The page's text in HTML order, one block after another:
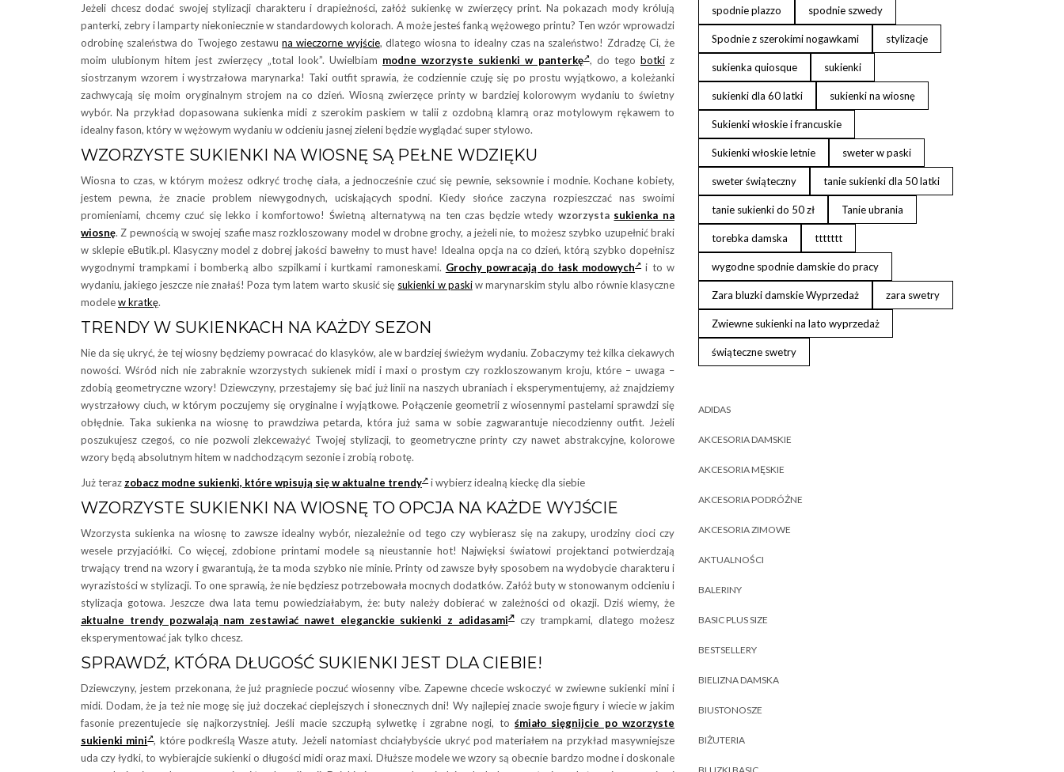
Jeżeli chcesz dodać swojej stylizacji charakteru i drapieżności, załóż sukienkę w zwierzęcy print. Na pokazach mody królują
panterki, zebry i lamparty niekoniecznie w standardowych kolorach. A może jesteś fanką wężowego printu? Ten wzór wprowadzi
odrobinę szaleństwa do Twojego zestawuna wieczorne wyjście, dlatego wiosna to idealny czas na szaleństwo! Zdradzę Ci, że
moim ulubionym hitem jest zwierzęcy „total look”. Uwielbiam modne wzorzyste sukienki w panterkę , do tego botkiz
siostrzanym wzorem i wystrzałowa marynarka! Taki outfit sprawia, że codziennie czuję się po prostu wyjątkowo, a koleżanki
zachwycają się moim oryginalnym strojem na co dzień. Wiosną zwierzęce printy w bardziej kolorowym wydaniu to świetny
wybór. Na przykład dopasowana sukienka midi z szerokim paskiem w talii z ozdobną klamrą oraz motylowym rękawem to
idealny fason, który w wężowym wydaniu w odcieniu jasnej zieleni będzie wyglądać super stylowo.
WZORZYSTE SUKIENKI NA WIOSNĘ SĄ PEŁNE WDZIĘKU
Wiosna to czas, w którym możesz odkryć trochę ciała, a jednocześnie czuć się pewnie, seksownie i modnie. Kochane kobiety,
jestem pewna, że znacie problem niewygodnych, uciskających spodni. Kiedy słońce zaczyna rozpieszczać nas swoimi
promieniami, chcemy czuć się lekko i komfortowo! Świetną alternatywą na ten czas będzie wtedy wzorzysta sukienka na
wiosnę. Z pewnością w swojej szafie masz rozkloszowany model w drobne grochy, a jeżeli nie, to możesz szybko uzupełnić braki
w sklepie eButik.pl. Klasyczny model z dobrej jakości bawełny to must have! Idealna opcja na co dzień, którą szybko dopełnisz
wygodnymi trampkami i bomberką albo szpilkami i kurtkami ramoneskami. Grochy powracają do łask modowych
i to w
wydaniu, jakiego jeszcze nie znałaś! Poza tym latem warto skusić się sukienki w paskiw marynarskim stylu albo równie klasyczne
modelew kratkę.
TRENDY W SUKIENKACH NA KAŻDY SEZON
Nie da się ukryć, że tej wiosny będziemy powracać do klasyków, ale w bardziej świeżym wydaniu. Zobaczymy też kilka ciekawych
nowości. Wśród nich nie zabraknie wzorzystych sukienek midi i maxi o prostym czy rozkloszowanym kroju, które – uwaga –
zdobią geometryczne wzory! Dziewczyny, przestajemy się bać już linii na naszych ubraniach i eksperymentujemy, aż znajdziemy
wystrzałowy ciuch, w którym poczujemy się oryginalne i wyjątkowe. Połączenie geometrii z wiosennymi pastelami sprawdzi się
obłędnie. Taka sukienka na wiosnę to prawdziwa petarda, która już sama w sobie zagwarantuje niecodzienny outfit. Jeżeli
poszukujesz czegoś, co nie pozwoli zlekceważyć Twojej stylizacji, to geometryczne printy czy nawet abstrakcyjne, kolorowe
wzory będą absolutnym hitem w nadchodzącym sezonie i zrobią robotę.
Już teraz zobacz modne sukienki, które wpisują się w aktualne trendy i wybierz idealną kieckę dla siebie
WZORZYSTE SUKIENKI NA WIOSNĘ TO OPCJA NA KAŻDE WYJŚCIE
Wzorzysta sukienka na wiosnę to zawsze idealny wybór, niezależnie od tego czy wybierasz się na zakupy, urodziny cioci czy
wesele przyjaciółki. Co więcej, zdobione printami modele są nieustannie hot! Najwięksi światowi projektanci potwierdzają
trwający trend na wzory i gwarantują, że ta moda szybko nie minie. Printy od zawsze były sposobem na wydobycie charakteru i
wyrazistości w stylizacji. To one sprawią, że nie będziesz potrzebowała mocnych dodatków. Załóż buty w stonowanym odcieniu i
stylizacja gotowa. Jeszcze dwa lata temu powiedziałabym, że: buty należy dobierać w zależności od okazji. Dziś wiemy, że
aktualne trendy pozwalają nam zestawiać nawet eleganckie sukienki z adidasami czy trampkami, dlatego możesz
eksperymentować jak tylko chcesz.
SPRAWDŹ, KTÓRA DŁUGOŚĆ SUKIENKI JEST DLA CIEBIE!
Dziewczyny, jestem przekonana, że już pragniecie poczuć wiosenny vibe. Zapewne chcecie wskoczyć w zwiewne sukienki mini i
midi. Dodam, że ja też nie mogę się już doczekać cieplejszych i słonecznych dni! Wy najlepiej znacie swoje figury i wiecie w jakim
fasonie prezentujecie się najkorzystniej. Jeśli macie szczupłą sylwetkę i zgrabne nogi, to śmiało sięgnijcie po wzorzyste
sukienki mini , które podkreślą Wasze atuty. Jeżeli natomiast chciałybyście ukryć pod materiałem na przykład masywniejsze
uda czy łydki, to wybierajcie sukienki o długości midi oraz maxi. Dłuższe modele we wzory są obecnie bardzo modne i doskonale
spodnie plazzo spodnie szwedy
Spodnie z szerokimi nogawkami stylizacje
sukienka quiosque sukienki
sukienki dla 60 latki sukienki na wiosnę
Sukienki włoskie i francuskie
Sukienki włoskie letnie sweter w paski
sweter świąteczny tanie sukienki dla 50 latki
tanie sukienki do 50 zł Tanie ubrania
torebka damska ttttttt
wygodne spodnie damskie do pracy
Zara bluzki damskie Wyprzedaż zara swetry
Zwiewne sukienki na lato wyprzedaż
świąteczne swetry
ADIDAS
AKCESORIA DAMSKIE
AKCESORIA MĘSKIE
AKCESORIA PODRÓŻNE
AKCESORIA ZIMOWE
AKTUALNOŚCI
BALERINY
BASIC PLUS SIZE
BESTSELLERY
BIELIZNA DAMSKA
BIUSTONOSZE
BIŻUTERIA